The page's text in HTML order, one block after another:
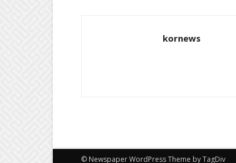
kornews
© Newspaper WordPress Theme by TagDiv